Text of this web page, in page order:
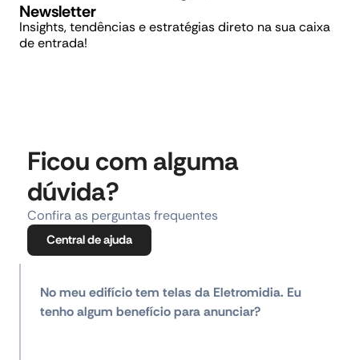
Newsletter
Insights, tendências e estratégias direto na sua caixa
de entrada!
Ficou com alguma
dúvida?
Confira as perguntas frequentes
Central de ajuda
No meu edifício tem telas da Eletromidia. Eu
tenho algum benefício para anunciar?